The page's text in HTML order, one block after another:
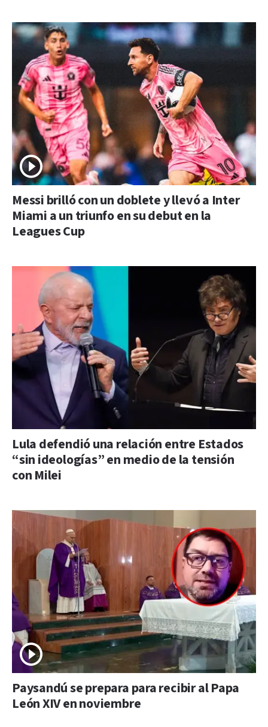
Messi brilló con un doblete y llevó a Inter
Miami a un triunfo en su debut en la
Leagues Cup
Lula defendió una relación entre Estados
“sin ideologías” en medio de la tensión
con Milei
Paysandú se prepara para recibir al Papa
León XIV en noviembre